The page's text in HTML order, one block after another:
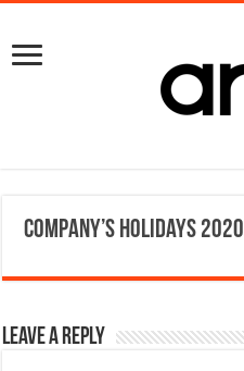
Company’s Holidays 2020
Leave a Reply